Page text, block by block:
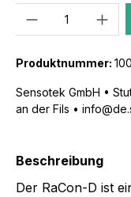
Produktnummer:
Sensotek GmbH •
an der Fils •
Beschreibung
Der RaCon-D ist